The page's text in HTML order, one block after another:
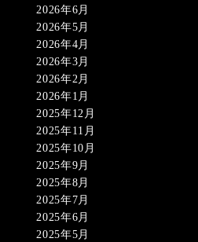
2026年6月
2026年5月
2026年4月
2026年3月
2026年2月
2026年1月
2025年12月
2025年11月
2025年10月
2025年9月
2025年8月
2025年7月
2025年6月
2025年5月